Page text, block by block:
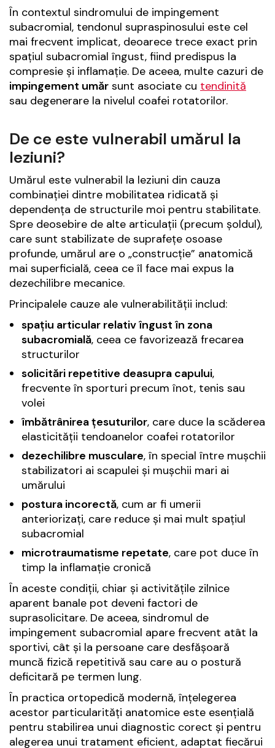
În contextul sindromului de impingement
subacromial, tendonul supraspinosului este cel
mai frecvent implicat, deoarece trece exact prin
spațiul subacromial îngust, fiind predispus la
compresie și inflamație. De aceea, multe cazuri de
impingement umăr sunt asociate cu tendinită
sau degenerare la nivelul coafei rotatorilor.
De ce este vulnerabil umărul la
leziuni?
Umărul este vulnerabil la leziuni din cauza
combinației dintre mobilitatea ridicată și
dependența de structurile moi pentru stabilitate.
Spre deosebire de alte articulații (precum șoldul),
care sunt stabilizate de suprafețe osoase
profunde, umărul are o „construcție” anatomică
mai superficială, ceea ce îl face mai expus la
dezechilibre mecanice.
Principalele cauze ale vulnerabilității includ:
spațiu articular relativ îngust în zona
subacromială, ceea ce favorizează frecarea
structurilor
solicitări repetitive deasupra capului,
frecvente în sporturi precum înot, tenis sau
volei
îmbătrânirea țesuturilor, care duce la scăderea
elasticității tendoanelor coafei rotatorilor
dezechilibre musculare, în special între mușchii
stabilizatori ai scapulei și mușchii mari ai
umărului
postura incorectă, cum ar fi umerii
anteriorizați, care reduce și mai mult spațiul
subacromial
microtraumatisme repetate, care pot duce în
timp la inflamație cronică
În aceste condiții, chiar și activitățile zilnice
aparent banale pot deveni factori de
suprasolicitare. De aceea, sindromul de
impingement subacromial apare frecvent atât la
sportivi, cât și la persoane care desfășoară
muncă fizică repetitivă sau care au o postură
deficitară pe termen lung.
În practica ortopedică modernă, înțelegerea
acestor particularități anatomice este esențială
pentru stabilirea unui diagnostic corect și pentru
alegerea unui tratament eficient, adaptat fiecărui